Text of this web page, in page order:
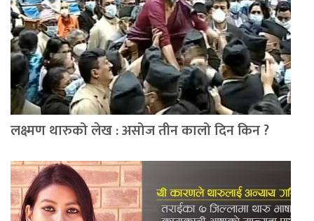
लक्ष्मण थारुको लेख : असोज तीन कालो दिन किन ?